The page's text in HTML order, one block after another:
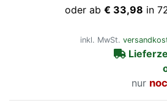
oder ab € 33,98 in
inkl. MwSt.
nur